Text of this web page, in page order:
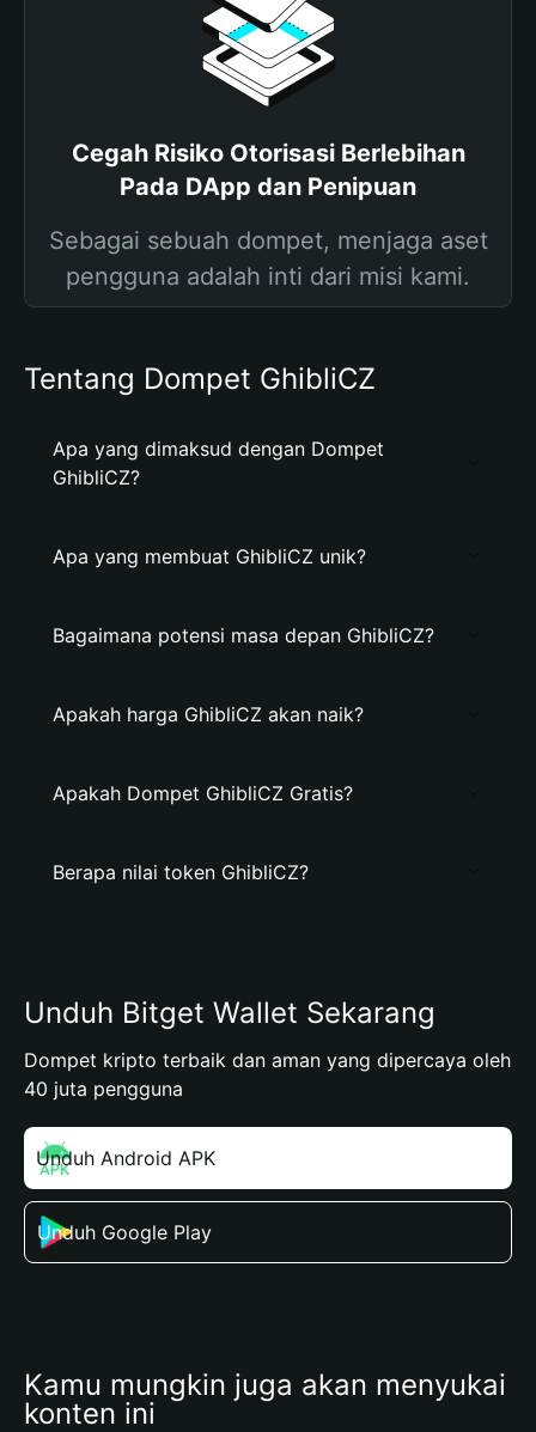
Cegah Risiko Otorisasi Berlebihan
Pada DApp dan Penipuan
Sebagai sebuah dompet, menjaga aset
pengguna adalah inti dari misi kami.
Tentang Dompet GhibliCZ
Apa yang dimaksud dengan Dompet
GhibliCZ?
Apa yang membuat GhibliCZ unik?
Bagaimana potensi masa depan GhibliCZ?
Apakah harga GhibliCZ akan naik?
Apakah Dompet GhibliCZ Gratis?
Berapa nilai token GhibliCZ?
Unduh Bitget Wallet Sekarang
Dompet kripto terbaik dan aman yang dipercaya oleh
40 juta pengguna
Unduh Android APK
Unduh Google Play
Kamu mungkin juga akan menyukai
konten ini